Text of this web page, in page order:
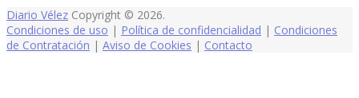
Diario Vélez Copyright © 2026.
Condiciones de uso | Política de confidencialidad | Condiciones
de Contratación | Aviso de Cookies | Contacto